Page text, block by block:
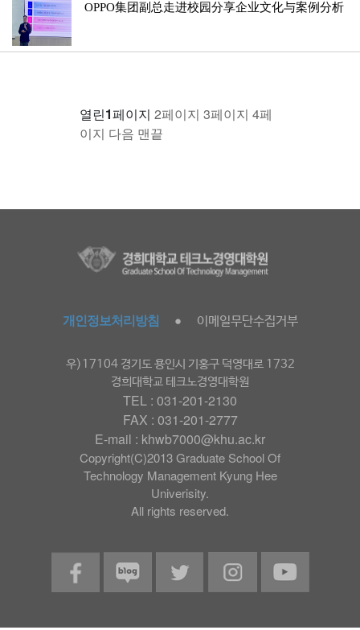
OPPO集团副总走进校园分享企业文化与案例分析
열린1페이지 2페이지 3페이지 4페
이지 다음 맨끝
개인정보처리방침 ● 이메일무단수집거부
우)17104 경기도 용인시 기홍구 덕영대로 1732
경희대학교 테크노경영대학원
TEL : 031-201-2130
FAX : 031-201-2777
E-mail : khwb7000@khu.ac.kr
Copyright(C)2013 Graduate School Of
Technology Management Kyung Hee
Univerisity.
All rights reserved.